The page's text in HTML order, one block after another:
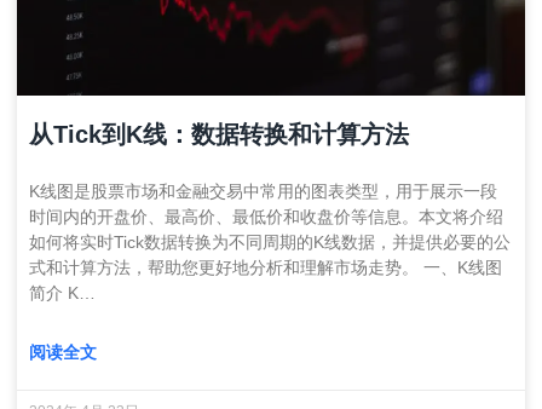
从Tick到K线：数据转换和计算方法
K线图是股票市场和金融交易中常用的图表类型，用于展示一段
时间内的开盘价、最高价、最低价和收盘价等信息。本文将介绍
如何将实时Tick数据转换为不同周期的K线数据，并提供必要的公
式和计算方法，帮助您更好地分析和理解市场走势。 一、K线图
简介 K…
阅读全文